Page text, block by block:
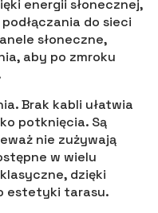
energii słonecznej,
do sieci
słoneczne,
aby po zmroku
Brak kabli ułatwia
potknięcia. Są
nie zużywają
w wielu
dzięki
estetyki tarasu.